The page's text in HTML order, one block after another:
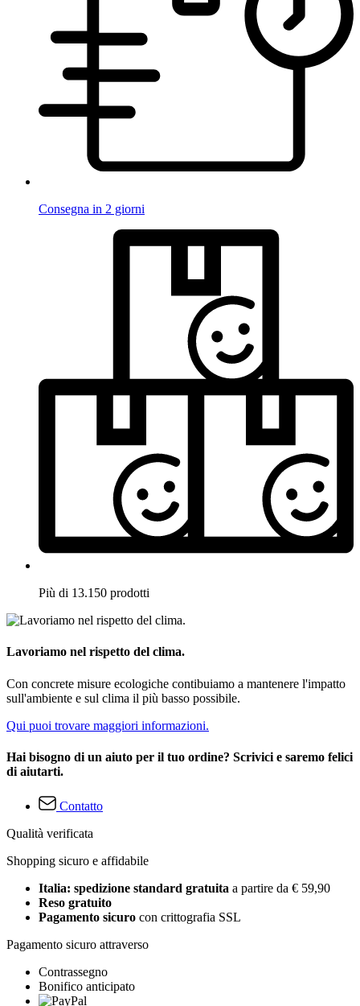
Consegna in 2 giorni
Più di 13.150 prodotti
Lavoriamo nel rispetto del clima.
Con concrete misure ecologiche contibuiamo a mantenere l'impatto
sull'ambiente e sul clima il più basso possibile.
Qui puoi trovare maggiori informazioni.
Hai bisogno di un aiuto per il tuo ordine? Scrivici e saremo felici
di aiutarti.
Contatto
Qualità verificata
Shopping sicuro e affidabile
Italia: spedizione standard gratuita a partire da € 59,90
Reso gratuito
Pagamento sicuro con crittografia SSL
Pagamento sicuro attraverso
Contrassegno
Bonifico anticipato